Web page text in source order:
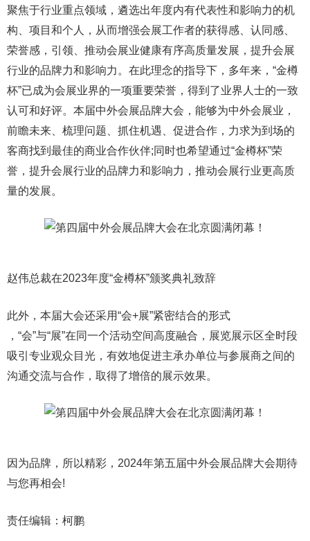
聚焦于行业重点领域，遴选出年度内有代表性和影响力的机
构、项目和个人，从而增强会展工作者的获得感、认同感、
荣誉感，引领、推动会展业健康有序高质量发展，提升会展
行业的品牌力和影响力。在此理念的指导下，多年来，“金樽
杯”已成为会展业界的一项重要荣誉，得到了业界人士的一致
认可和好评。本届中外会展品牌大会，能够为中外会展业，
前瞻未来、梳理问题、抓住机遇、促进合作，力求为到场的
客商找到最佳的商业合作伙伴;同时也希望通过“金樽杯”荣
誉，提升会展行业的品牌力和影响力，推动会展行业更高质
量的发展。
赵伟总裁在2023年度“金樽杯”颁奖典礼致辞
此外，本届大会还采用“会+展”紧密结合的形式
，“会”与“展”在同一个活动空间高度融合，展览展示区全时段
吸引专业观众目光，有效地促进主承办单位与参展商之间的
沟通交流与合作，取得了增倍的展示效果。
因为品牌，所以精彩，2024年第五届中外会展品牌大会期待
与您再相会!
责任编辑：柯鹏